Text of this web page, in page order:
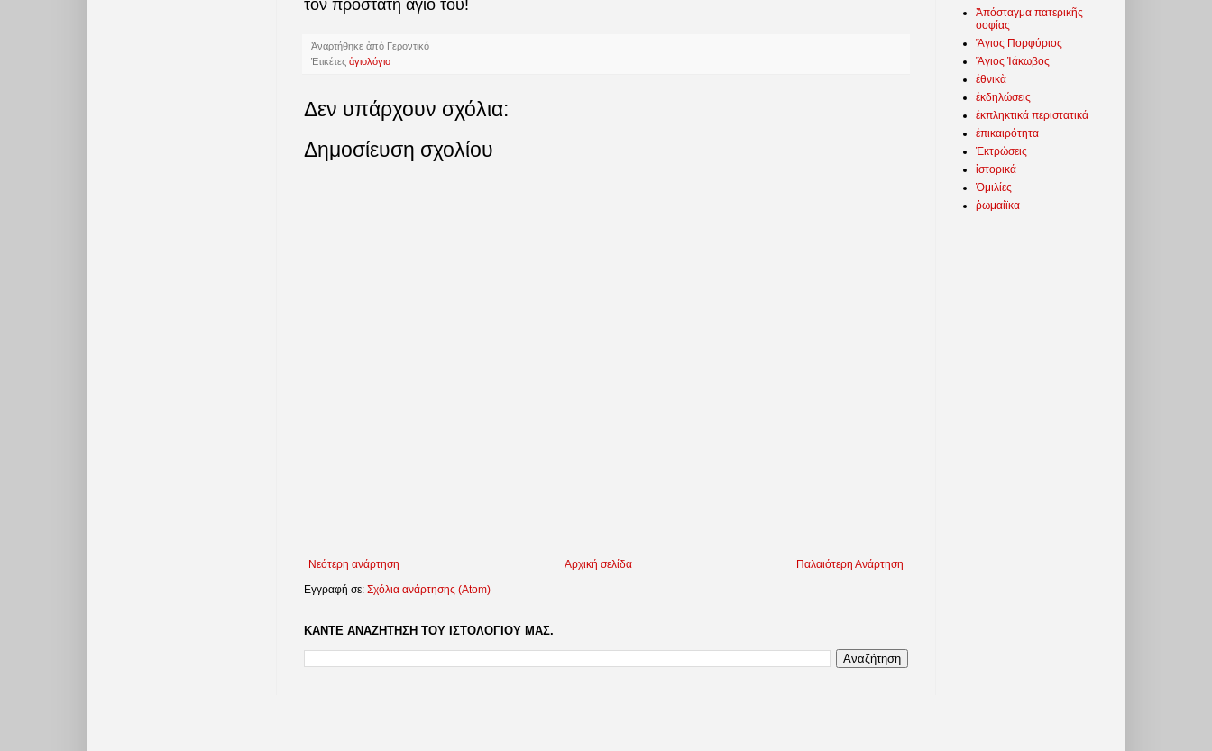
τὸν προστάτη ἅγιό του!
Ἀναρτήθηκε ἀπὸ Γεροντικό
Ἐτικέτες ἁγιολόγιο
Δεν υπάρχουν σχόλια:
Δημοσίευση σχολίου
Νεότερη ανάρτηση Παλαιότερη Ανάρτηση
Αρχική σελίδα
Εγγραφή σε: Σχόλια ανάρτησης (Atom)
ΚΑΝΤΕ ΑΝΑΖΗΤΗΣΗ ΤΟΥ ΙΣΤΟΛΟΓΙΟΥ ΜΑΣ.
Ἀπόσταγμα πατερικῆς
σοφίας
Ἅγιος Πορφύριος
Ἅγιος Ἰάκωβος
ἐθνικὰ
ἐκδηλώσεις
ἐκπληκτικά περιστατικά
ἐπικαιρότητα
Ἐκτρώσεις
ἱστορικά
Ὁμιλίες
ῥωμαίϊκα